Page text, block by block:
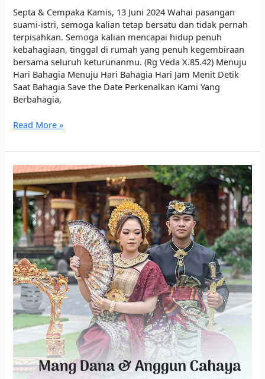
Septa & Cempaka Kamis, 13 Juni 2024 Wahai pasangan
suami-istri, semoga kalian tetap bersatu dan tidak pernah
terpisahkan. Semoga kalian mencapai hidup penuh
kebahagiaan, tinggal di rumah yang penuh kegembiraan
bersama seluruh keturunanmu. (Rg Veda X.85.42) Menuju
Hari Bahagia Menuju Hari Bahagia Hari Jam Menit Detik
Saat Bahagia Save the Date Perkenalkan Kami Yang
Berbahagia,
Read More »
Mang
Dana
&
Anggun
Cahaya